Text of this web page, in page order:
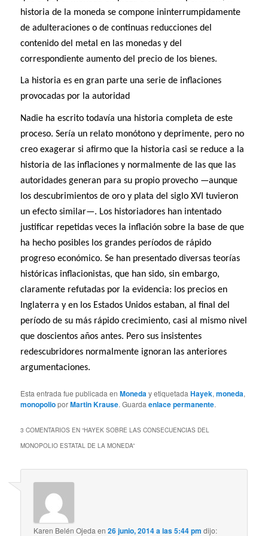
historia de la moneda se compone ininterrumpidamente
de adulteraciones o de continuas reducciones del
contenido del metal en las monedas y del
correspondiente aumento del precio de los bienes.
La historia es en gran parte una serie de inflaciones
provocadas por la autoridad
Nadie ha escrito todavía una historia completa de este
proceso. Sería un relato monótono y deprimente, pero no
creo exagerar si afirmo que la historia casi se reduce a la
historia de las inflaciones y normalmente de las que las
autoridades generan para su propio provecho —aunque
los descubrimientos de oro y plata del siglo XVI tuvieron
un efecto similar—. Los historiadores han intentado
justificar repetidas veces la inflación sobre la base de que
ha hecho posibles los grandes períodos de rápido
progreso económico. Se han presentado diversas teorías
históricas inflacionistas, que han sido, sin embargo,
claramente refutadas por la evidencia: los precios en
Inglaterra y en los Estados Unidos estaban, al final del
período de su más rápido crecimiento, casi al mismo nivel
que doscientos años antes. Pero sus insistentes
redescubridores normalmente ignoran las anteriores
argumentaciones.
Esta entrada fue publicada enMoneday etiquetadaHayek,moneda,
monopolioporMartin Krause. Guardaenlace permanente.
3 COMENTARIOS EN “HAYEK SOBRE LAS CONSECUENCIAS DEL
MONOPOLIO ESTATAL DE LA MONEDA”
Karen Belén Ojeda en26 junio, 2014 a las 5:44 pm dijo: